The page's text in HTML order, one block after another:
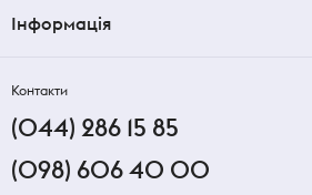
Інформація
Контакти
(044) 286 15 85
(098) 606 40 00